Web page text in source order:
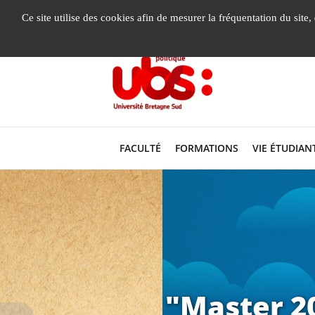
FACULTÉ FORMATIONS VIE
"Master
Ce site utilise des cookies afin de mesurer la fréquentation du